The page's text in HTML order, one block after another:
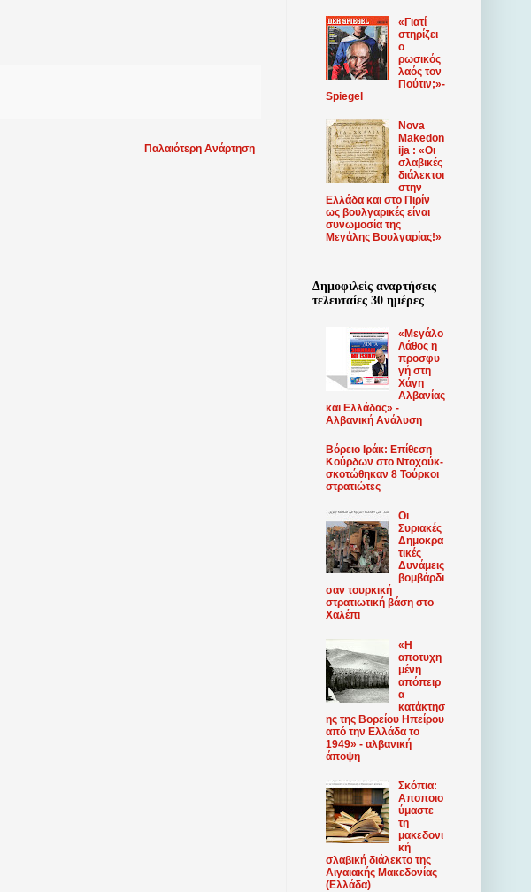
Παλαιότερη Ανάρτηση
«Γιατί
στηρίζει
ο
ρωσικός
λαός τον
Πούτιν;»-
Spiegel
Nova
Makedon
ija : «Οι
σλαβικές
διάλεκτοι
στην
Ελλάδα και στο Πιρίν
ως βουλγαρικές είναι
συνωμοσία της
Μεγάλης Βουλγαρίας!»
Δημοφιλείς αναρτήσεις
τελευταίες 30 ημέρες
«Μεγάλο
Λάθος η
προσφυ
γή στη
Χάγη
Αλβανίας
και Ελλάδας» -
Αλβανική Ανάλυση
Βόρειο Ιράκ: Επίθεση
Κούρδων στο Ντοχούκ-
σκοτώθηκαν 8 Τούρκοι
στρατιώτες
Οι
Συριακές
Δημοκρα
τικές
Δυνάμεις
βομβάρδι
σαν τουρκική
στρατιωτική βάση στο
Χαλέπι
«Η
αποτυχη
μένη
απόπειρ
α
κατάκτησ
ης της Βορείου Ηπείρου
από την Ελλάδα το
1949» - αλβανική
άποψη
Σκόπια:
Αποποιο
ύμαστε
τη
μακεδονι
κή
σλαβική διάλεκτο της
Αιγαιακής Μακεδονίας
(Ελλάδα)